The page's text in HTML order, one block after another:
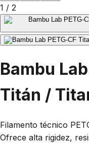
1 / 2
Bambu
Titán /
Filamento técnico
Ofrece alta rigidez,